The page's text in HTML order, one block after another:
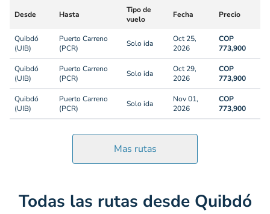
Desde Hasta
Tipo de
vuelo
Fecha Precio
Quibdó
(UIB)
Puerto Carreno
(PCR)
Solo ida
Oct 25,
2026
COP
773,900
Quibdó
(UIB)
Puerto Carreno
(PCR)
Solo ida
Oct 29,
2026
COP
773,900
Quibdó
(UIB)
Puerto Carreno
(PCR)
Solo ida
Nov 01,
2026
COP
773,900
Mas rutas
Todas las rutas desde Quibdó